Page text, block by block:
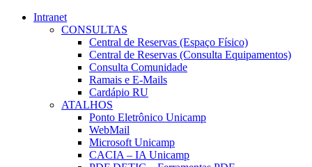
Intranet
CONSULTAS
Central de Reservas (Espaço Físico)
Central de Reservas (Consulta Equipamentos)
Consulta Comunidade
Ramais e E-Mails
Cardápio RU
ATALHOS
Ponto Eletrônico Unicamp
WebMail
Microsoft Unicamp
CACIA – IA Unicamp